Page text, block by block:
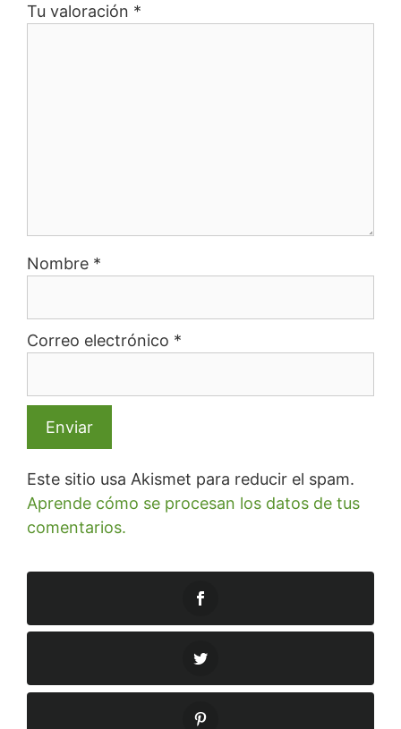
Tu valoración *
Nombre *
Correo electrónico *
Este sitio usa Akismet para reducir el spam.
Aprende cómo se procesan los datos de tus
comentarios.